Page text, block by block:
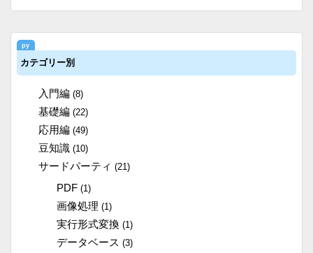
カテゴリー別
入門編 (8)
基礎編 (22)
応用編 (49)
豆知識 (10)
サードパーティ (21)
PDF (1)
画像処理 (1)
実行形式変換 (1)
データベース (3)